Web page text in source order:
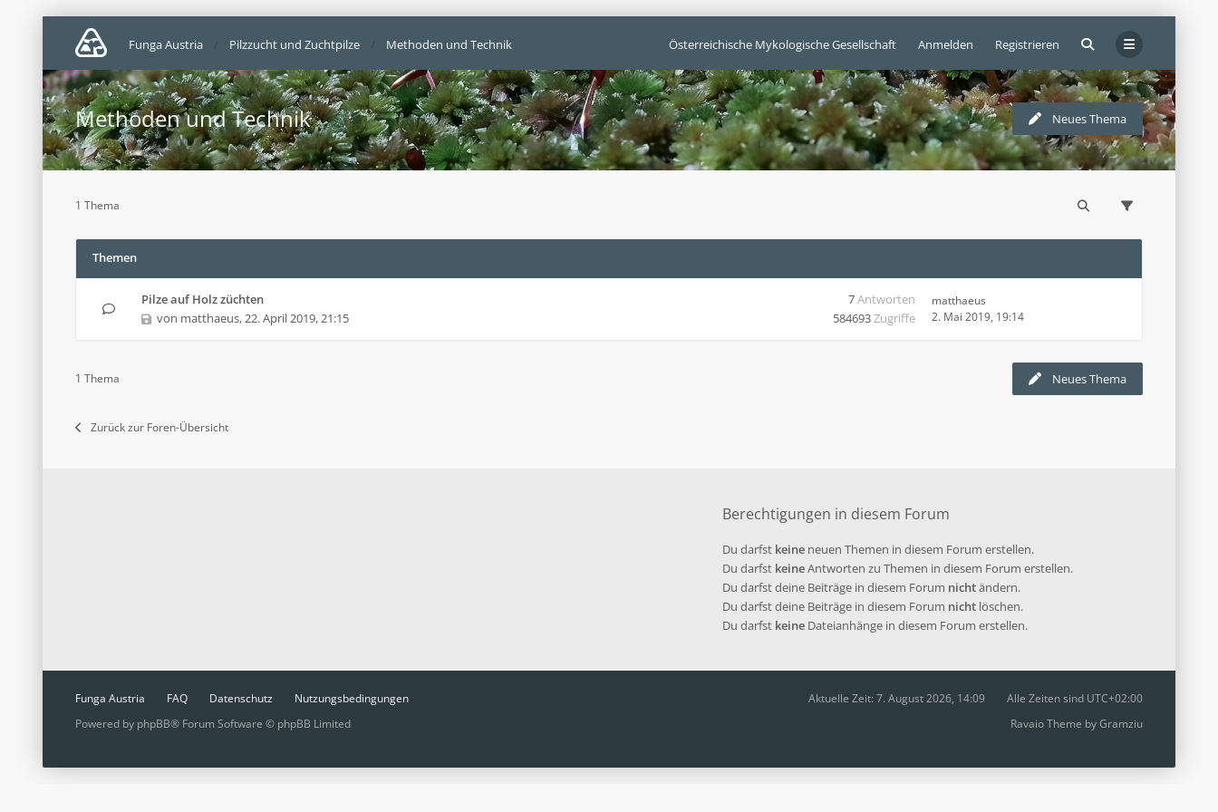
Österreichische Mykologische Gesellschaft Anmelden Registrieren
Funga Austria Pilzzucht und Zuchtpilze Methoden und Technik
Methoden und Technik Neues Thema
1 Thema
Themen
Pilze auf Holz züchten
von matthaeus,22. April 2019, 21:15
7Antworten
584693Zugriffe
matthaeus
2. Mai 2019, 19:14
Neues Thema
1 Thema
Zurück zur Foren-Übersicht
Berechtigungen in diesem Forum
Du darfst keine neuen Themen in diesem Forum erstellen.
Du darfst keineAntworten zu Themen in diesem Forum erstellen.
Du darfst deine Beiträge in diesem Forum nichtändern.
Du darfst deine Beiträge in diesem Forum nicht löschen.
Du darfst keine Dateianhänge in diesem Forum erstellen.
Funga Austria FAQ Datenschutz Nutzungsbedingungen Alle Zeiten sind UTC+02:00
Aktuelle Zeit: 7. August 2026, 14:09
Powered by phpBB® Forum Software © phpBB Limited Ravaio Theme byGramziu